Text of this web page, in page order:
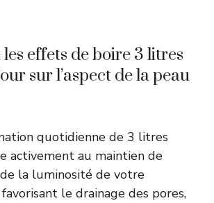
effets de boire 3 litres
sur l’aspect de la peau
quotidienne de 3 litres
activement au maintien de
la luminosité de votre
le drainage des pores,